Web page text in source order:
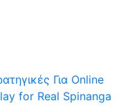
Για Online
for Real Spinanga